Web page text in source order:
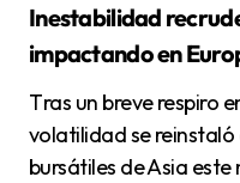
Inestabilidad
impactando en
Tras un breve respiro en la jornada previa, la
volatilidad se
bursátiles de Asia este